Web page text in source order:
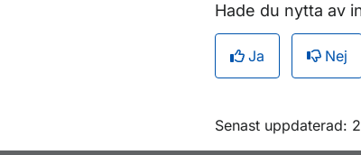
Hade du nytta av
Ja Nej
Om sidan
Senast uppdaterad: